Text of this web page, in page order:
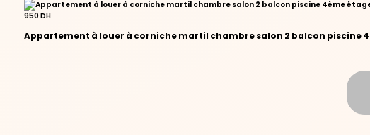
950 DH
Appartement à louer à corniche martil chambre salon 2 balcon piscine